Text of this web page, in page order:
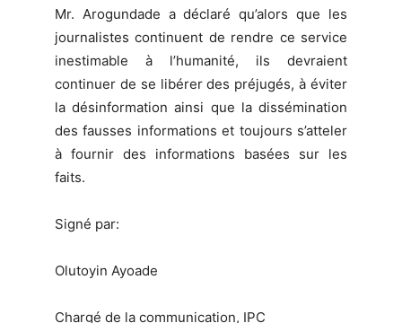
Mr. Arogundade a déclaré qu’alors que les
journalistes continuent de rendre ce service
inestimable à l’humanité, ils devraient
continuer de se libérer des préjugés, à éviter
la désinformation ainsi que la dissémination
des fausses informations et toujours s’atteler
à fournir des informations basées sur les
faits.
Signé par:
Olutoyin Ayoade
Chargé de la communication, IPC